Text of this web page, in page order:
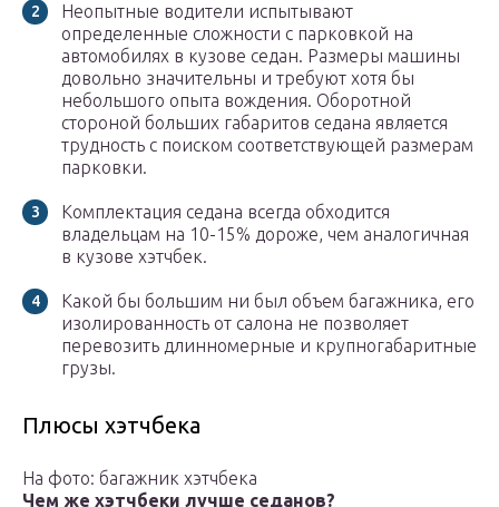
Неопытные водители испытывают
определенные сложности с парковкой на
автомобилях в кузове седан. Размеры машины
довольно значительны и требуют хотя бы
небольшого опыта вождения. Оборотной
стороной больших габаритов седана является
трудность с поиском соответствующей размерам
парковки.
Комплектация седана всегда обходится
владельцам на 10-15% дороже, чем аналогичная
в кузове хэтчбек.
Какой бы большим ни был объем багажника, его
изолированность от салона не позволяет
перевозить длинномерные и крупногабаритные
грузы.
Плюсы хэтчбека
На фото: багажник хэтчбека
Чем же хэтчбеки лучше седанов?